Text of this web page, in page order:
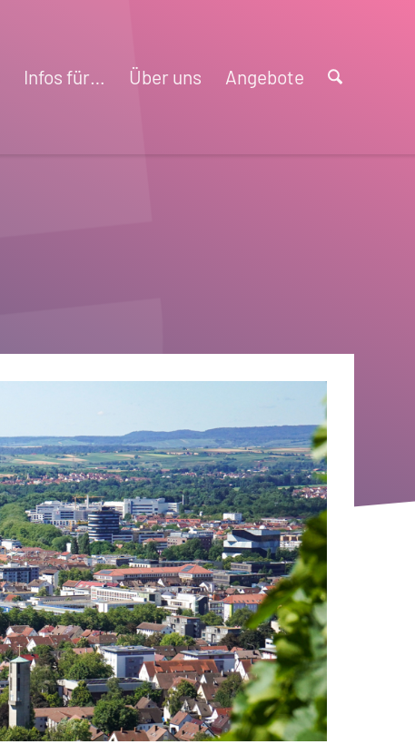
Infos für… Über uns Angebote